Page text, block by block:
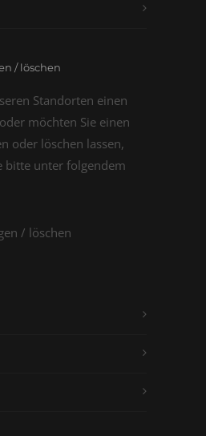
/ löschen
Standorten einen
möchten Sie einen
oder löschen lassen,
bitte unter folgendem
/ löschen